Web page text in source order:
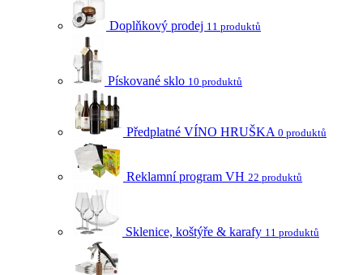
Doplňkový prodej 11 produktů
Pískované sklo 10 produktů
Předplatné VÍNO HRUŠKA 0 produktů
Reklamní program VH 22 produktů
Sklenice, koštýře & karafy 11 produktů